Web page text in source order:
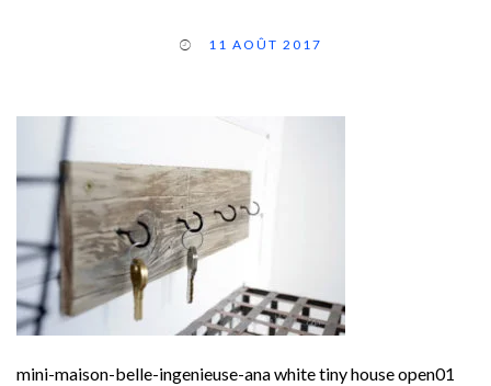
11 AOÛT 2017
mini-maison-belle-ingenieuse-ana white tiny house open01